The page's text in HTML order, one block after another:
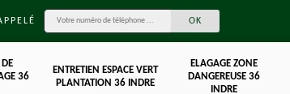
DE
36
ENTRETIEN ESPACE VERT
PLANTATION 36 INDRE
ELAGAGE ZONE
DANGEREUSE 36
INDRE